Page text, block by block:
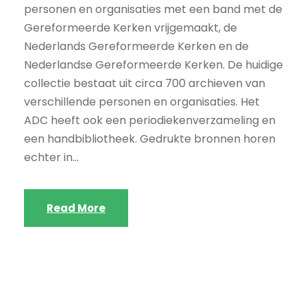
personen en organisaties met een band met de
Gereformeerde Kerken vrijgemaakt, de
Nederlands Gereformeerde Kerken en de
Nederlandse Gereformeerde Kerken. De huidige
collectie bestaat uit circa 700 archieven van
verschillende personen en organisaties. Het
ADC heeft ook een periodiekenverzameling en
een handbibliotheek. Gedrukte bronnen horen
echter in...
Read More